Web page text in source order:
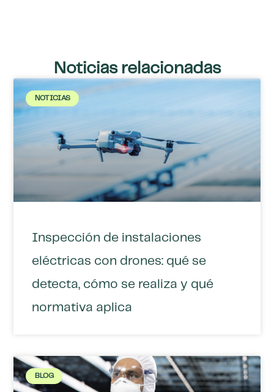
Noticias relacionadas
NOTICIAS
Inspección de instalaciones
eléctricas con drones: qué se
detecta, cómo se realiza y qué
normativa aplica
BLOG